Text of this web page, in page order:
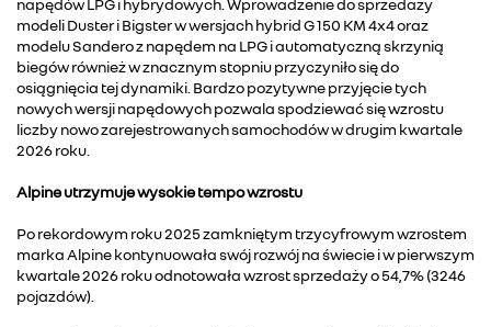
napędów LPG i hybrydowych. Wprowadzenie do sprzedaży
modeli Duster i Bigster w wersjach hybrid G 150 KM 4x4 oraz
modelu Sandero z napędem na LPG i automatyczną skrzynią
biegów również w znacznym stopniu przyczyniło się do
osiągnięcia tej dynamiki. Bardzo pozytywne przyjęcie tych
nowych wersji napędowych pozwala spodziewać się wzrostu
liczby nowo zarejestrowanych samochodów w drugim kwartale
2026 roku.
Alpine utrzymuje wysokie tempo wzrostu
Po rekordowym roku 2025 zamkniętym trzycyfrowym wzrostem
marka Alpine kontynuowała swój rozwój na świecie i w pierwszym
kwartale 2026 roku odnotowała wzrost sprzedaży o 54,7% (3246
pojazdów).